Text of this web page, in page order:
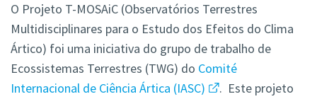
O Projeto T-MOSAiC (Observatórios Terrestres
Multidisciplinares para o Estudo dos Efeitos do Clima
Ártico) foi uma iniciativa do grupo de trabalho de
Ecossistemas Terrestres (TWG) do Comité
Internacional de Ciência Ártica (IASC)
. Este projeto